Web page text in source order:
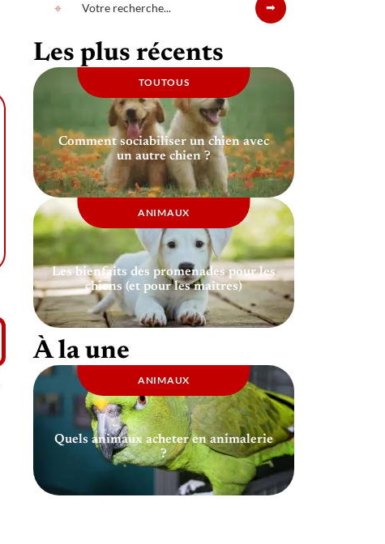
Les plus récents
TOUTOUS
Comment sociabiliser un chien avec
un autre chien ?
ANIMAUX
Les bienfaits des promenades pour les
chiens (et pour les maîtres)
À la une
ANIMAUX
Quels animaux acheter en animalerie
?